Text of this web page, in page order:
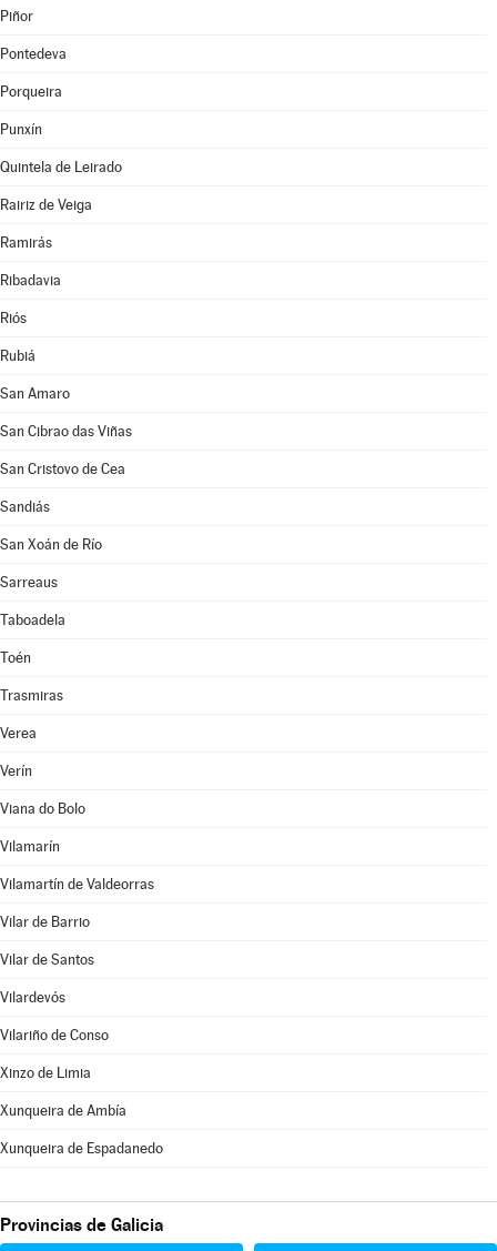
Piñor
Pontedeva
Porqueira
Punxín
Quintela de Leirado
Rairiz de Veiga
Ramirás
Ribadavia
Riós
Rubiá
San Amaro
San Cibrao das Viñas
San Cristovo de Cea
Sandiás
San Xoán de Río
Sarreaus
Taboadela
Toén
Trasmiras
Verea
Verín
Viana do Bolo
Vilamarín
Vilamartín de Valdeorras
Vilar de Barrio
Vilar de Santos
Vilardevós
Vilariño de Conso
Xinzo de Limia
Xunqueira de Ambía
Xunqueira de Espadanedo
Provincias de Galicia